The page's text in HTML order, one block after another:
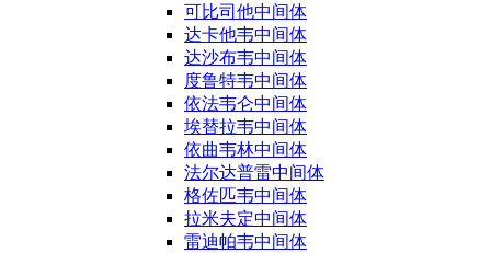
可比司他中间体
达卡他韦中间体
达沙布韦中间体
度鲁特韦中间体
依法韦仑中间体
埃替拉韦中间体
依曲韦林中间体
法尔达普雷中间体
格佐匹韦中间体
拉米夫定中间体
雷迪帕韦中间体